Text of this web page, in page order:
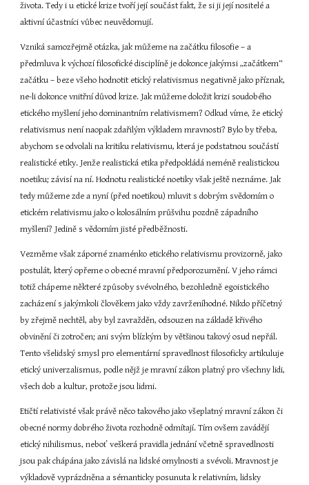
života. Tedy i u etické krize tvoří její součást fakt, že si ji její nositelé a
aktivní účastníci vůbec neuvědomují.
Vzniká samozřejmě otázka, jak můžeme na začátku filosofie – a
předmluva k výchozí filosofické disciplíně je dokonce jakýmsi „začátkem“
začátku – beze všeho hodnotit etický relativismus negativně jako příznak,
ne-li dokonce vnitřní důvod krize. Jak můžeme doložit krizi soudobého
etického myšlení jeho dominantním relativismem? Odkud víme, že etický
relativismus není naopak zdařilým výkladem mravnosti? Bylo by třeba,
abychom se odvolali na kritiku relativismu, která je podstatnou součástí
realistické etiky. Jenže realistická etika předpokládá neméně realistickou
noetiku; závisí na ní. Hodnotu realistické noetiky však ještě neznáme. Jak
tedy můžeme zde a nyní (před noetikou) mluvit s dobrým svědomím o
etickém relativismu jako o kolosálním průšvihu pozdně západního
myšlení? Jedině s vědomím jisté předběžnosti.
Vezměme však záporné znaménko etického relativismu provizorně, jako
postulát, který opřeme o obecné mravní předporozumění. V jeho rámci
totiž chápeme některé způsoby svévolného, bezohledně egoistického
zacházení s jakýmkoli člověkem jako vždy zavrženíhodné. Nikdo příčetný
by zřejmě nechtěl, aby byl zavražděn, odsouzen na základě křivého
obvinění či zotročen; ani svým blízkým by většinou takový osud nepřál.
Tento všelidský smysl pro elementární spravedlnost filosoficky artikuluje
etický univerzalismus, podle nějž je mravní zákon platný pro všechny lidi,
všech dob a kultur, protože jsou lidmi.
Etičtí relativisté však právě něco takového jako všeplatný mravní zákon či
obecné normy dobrého života rozhodně odmítají. Tím ovšem zavádějí
etický nihilismus, neboť veškerá pravidla jednání včetně spravedlnosti
jsou pak chápána jako závislá na lidské omylnosti a svévoli. Mravnost je
výkladově vyprázdněna a sémanticky posunuta k relativním, lidsky